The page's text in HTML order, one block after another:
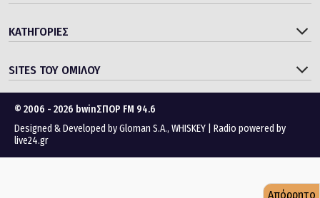
ΚΑΤΗΓΟΡΙΕΣ
SITES ΤΟΥ ΟΜΙΛΟΥ
© 2006 - 2026 bwinΣΠΟΡ FM 94.6
Designed & Developed byGloman S.A., WHISKEY
Radio powered by
live24.gr
Απόρρητο